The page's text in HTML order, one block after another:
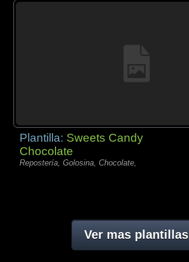
Plantilla: Sweets Candy
Chocolate
Repostería, Golosina, Chocolate,
Ver mas plantillas